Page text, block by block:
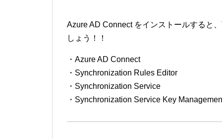
Azure AD Connect をインストールすると
しょう！！
・Azure AD Connect
・Synchronization Rules Editor
・Synchronization Service
・Synchronization Service Key